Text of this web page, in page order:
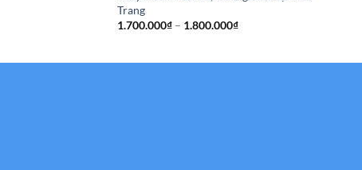
Trang
1.700.000₫ – 1.800.000₫Khoảng